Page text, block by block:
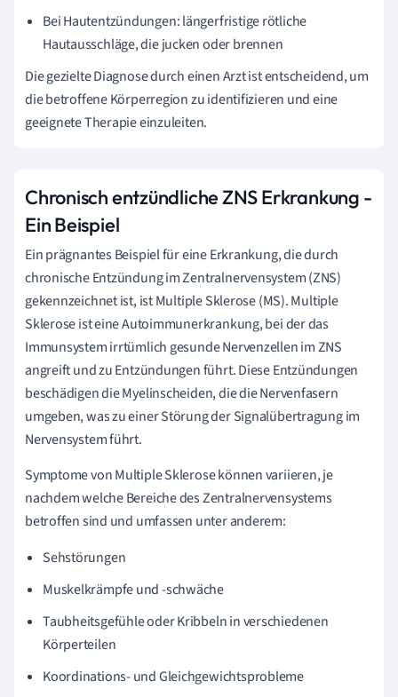
Bei Hautentzündungen: längerfristige rötliche
Hautausschläge, die jucken oder brennen
Die gezielte Diagnose durch einen Arzt ist entscheidend, um
die betroffene Körperregion zu identifizieren und eine
geeignete Therapie einzuleiten.
Chronisch entzündliche ZNS Erkrankung -
Ein Beispiel
Ein prägnantes Beispiel für eine Erkrankung, die durch
chronische Entzündung im Zentralnervensystem (ZNS)
gekennzeichnet ist, ist Multiple Sklerose (MS). Multiple
Sklerose ist eine Autoimmunerkrankung, bei der das
Immunsystem irrtümlich gesunde Nervenzellen im ZNS
angreift und zu Entzündungen führt. Diese Entzündungen
beschädigen die Myelinscheiden, die die Nervenfasern
umgeben, was zu einer Störung der Signalübertragung im
Nervensystem führt.
Symptome von Multiple Sklerose können variieren, je
nachdem welche Bereiche des Zentralnervensystems
betroffen sind und umfassen unter anderem:
Sehstörungen
Muskelkrämpfe und -schwäche
Taubheitsgefühle oder Kribbeln in verschiedenen
Körperteilen
Koordinations- und Gleichgewichtsprobleme